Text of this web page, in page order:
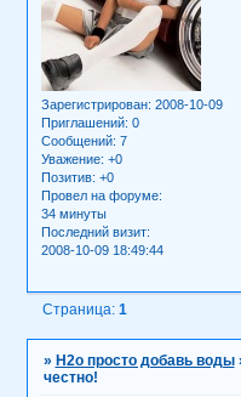
Зарегистрирован: 2008-10-09
Приглашений: 0
Сообщений: 7
Уважение: +0
Позитив: +0
Провел на форуме:
34 минуты
Последний визит:
2008-10-09 18:49:44
Страница: 1
» H2о просто добавь воды
честно!